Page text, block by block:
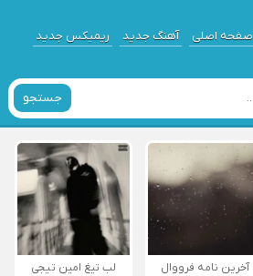
صفحه اصلی آهنگ جدید ریمیکس جدید
جستجو
آخرین نامه فرووال لب تیغ امین تیجی